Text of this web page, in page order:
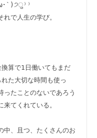
ω･`)੭ु⁾⁾
で人生の学び。
算で1日働いてもまだ
た大切な時間も使っ
ったことのないであろう
てくれている。
中、且つ、たくさんのお